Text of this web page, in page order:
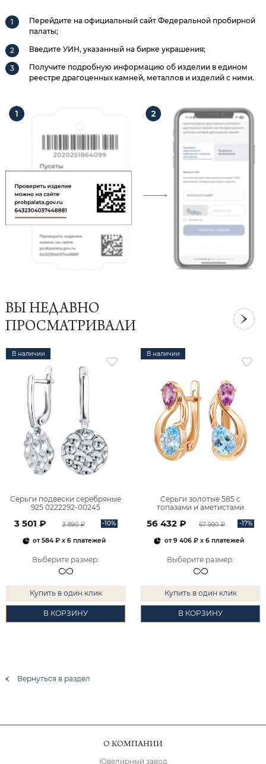
Перейдите на официальный сайт Федеральной пробирной
палаты;
Введите УИН, указанный на бирке украшения;
Получите подробную информацию об изделии в едином
реестре драгоценных камней, металлов и изделий с ними.
ВЫ НЕДАВНО
ПРОСМАТРИВАЛИ
В наличии
Серьги подвески серебряные
925 0222292-00245
3 501 ₽ 3 890 ₽ -10%
от584 ₽ x 6 платежей
Выберите размер:
Купить в один клик
В КОРЗИНУ
В наличии
Серьги золотые 585 с
топазами и аметистами
56 432 ₽ 67 990 ₽ -17%
от9 406 ₽x 6 платежей
Выберите размер:
Купить в один клик
В КОРЗИНУ
Вернуться в раздел
О КОМПАНИИ
Ювелирный завод